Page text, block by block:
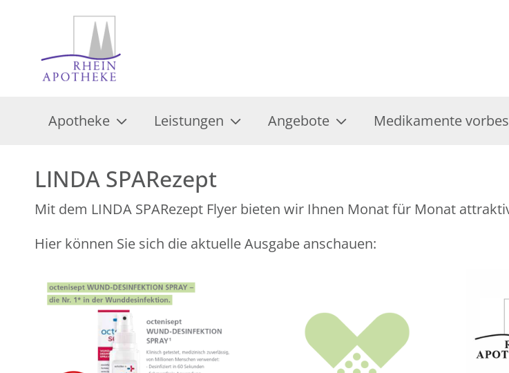
Apotheke Leistungen Angebote Medikamente
LINDA SPARezept
Mit dem LINDA SPARezept Flyer bieten wir Ihnen Monat für Monat
Hier können Sie sich die aktuelle Ausgabe anschauen: